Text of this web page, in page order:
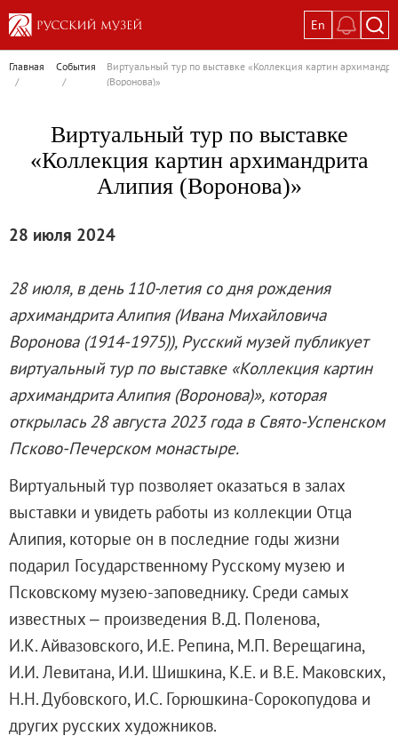
En
Выставки
Текущие выставки
Пётр Кончаловский. Сад в цвету
Иван Шишкин. Русский лес
Василий Тропинин
Постоянная экспозиция «Наш
Русское искусство первой половины
Древнерусское искусство ХII—XVII
Русское искусство XVIII века
Русское искусство второй половины
Русское народное искусство XVII-XXI
Будущие выставки
Выездные выставки
Садко
Михаил Нестеров
Архив выставок
Степан Эрьзя – скульптор мира. К
Эпоха Императора Александра III и её
Архип Куинджи. Иллюзия света
Русская традиция
Наш авангард
Фёдор Васильев. К 175-летию со дня
Главная
/
События
/
Виртуальный тур по выставке «Коллекция картин
(Воронова)»
Виртуальный тур по выставке
«Коллекция картин архимандрита
Алипия (Воронова)»
28 июля 2024
28 июля, в день 110-летия со дня рождения
архимандрита Алипия (Ивана Михайловича
Воронова (1914-1975)), Русский музей публикует
виртуальный тур по выставке «Коллекция картин
архимандрита Алипия (Воронова)», которая
открылась 28 августа 2023 года в Свято-Успенском
Псково-Печерском монастыре.
Виртуальный тур позволяет оказаться в залах
выставки и увидеть работы из коллекции Отца
Алипия, которые он в последние годы жизни
подарил Государственному Русскому музею и
Псковскому музею-заповеднику. Среди самых
известных ‒ произведения В.Д. Поленова,
И.К. Айвазовского, И.Е. Репина, М.П. Верещагина,
И.И. Левитана, И.И. Шишкина, К.Е. и В.Е. Маковских,
Н.Н. Дубовского, И.С. Горюшкина-Сорокопудова и
других русских художников.